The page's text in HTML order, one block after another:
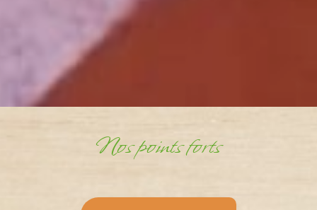
Nos points forts